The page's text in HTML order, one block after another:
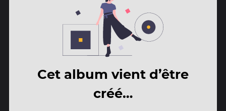
Cet album vient d’être
créé…